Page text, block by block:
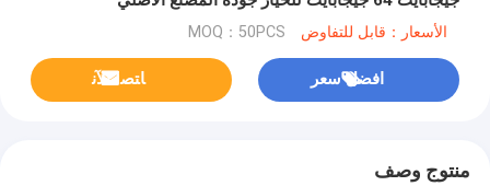
الأسعار：قابل للتفاوض MOQ：50PCS
افضل سعر ﺎﺘﺼﻟ ﺍﻶﻧ
منتوج وصف